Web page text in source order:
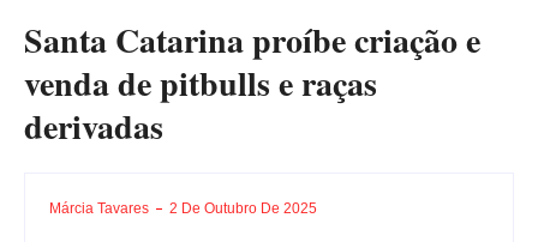
Santa Catarina proíbe criação e
venda de pitbulls e raças
derivadas
Márcia Tavares 2 De Outubro De 2025